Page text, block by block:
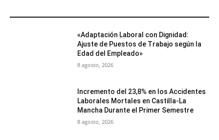
«Adaptación Laboral con Dignidad:
Ajuste de Puestos de Trabajo según la
Edad del Empleado»
8 agosto, 2026
Incremento del 23,8% en los Accidentes
Laborales Mortales en Castilla-La
Mancha Durante el Primer Semestre
8 agosto, 2026